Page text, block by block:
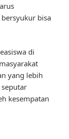
bisa
di
yang lebih
kesempatan